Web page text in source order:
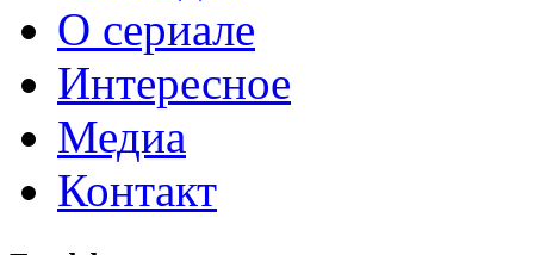
О сериале
Интересное
Медиа
Контакт